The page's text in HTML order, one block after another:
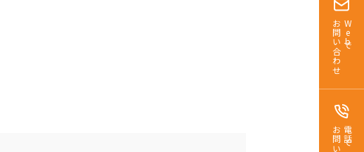
Webで
お問い合わせ
電話で